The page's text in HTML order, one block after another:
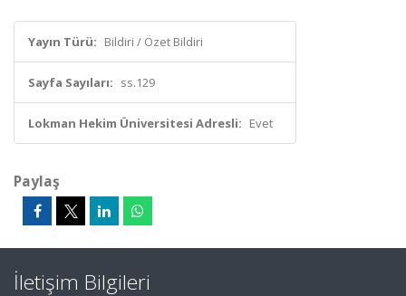
Yayın Türü: Bildiri / Özet Bildiri
Sayfa Sayıları: ss.129
Lokman Hekim Üniversitesi Adresli: Evet
Paylaş
İletişim Bilgileri